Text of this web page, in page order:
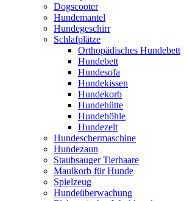
Dogscooter
Hundemantel
Hundegeschirr
Schlafplätze
Orthopädisches Hundebett
Hundebett
Hundesofa
Hundekissen
Hundekorb
Hundehütte
Hundehöhle
Hundezelt
Hundeschermaschine
Hundezaun
Staubsauger Tierhaare
Maulkorb für Hunde
Spielzeug
Hundeüberwachung